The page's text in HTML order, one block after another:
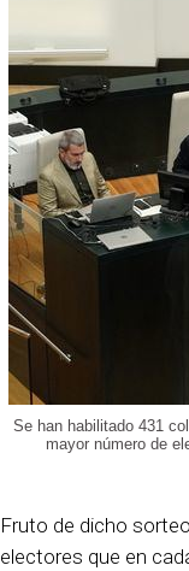
Se han habilitado 431
mayor número de
Fruto de dicho
electores que en